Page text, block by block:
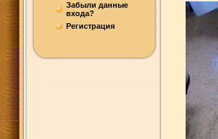
Забыли данные
входа?
Регистрация